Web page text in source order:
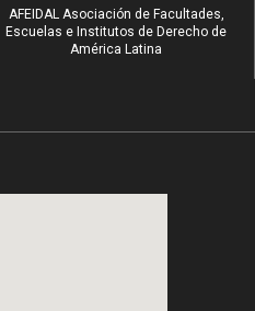
AFEIDAL Asociación de Facultades,
Escuelas e Institutos de Derecho de
América Latina